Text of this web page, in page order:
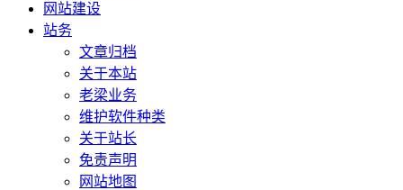
网站建设
站务
文章归档
关于本站
老梁业务
维护软件种类
关于站长
免责声明
网站地图